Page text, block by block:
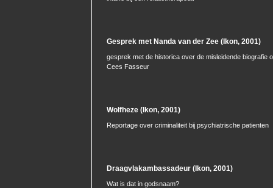
Gesprek met Nanda van der Zee (Ikon, 2001)
gesprek met de historica over de misleidende biografie
Cees Fasseur
Wolfheze (Ikon, 2001)
Reportage over criminaliteit bij psychiatrische patienten
Draagvlakambassadeur (Ikon, 2001)
Wat is dat in godsnaam?